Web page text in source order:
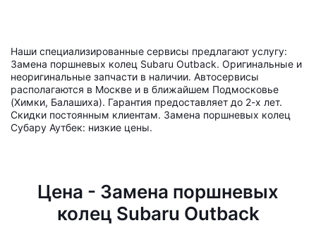
Наши специализированные сервисы предлагают услугу:
Замена поршневых колец Subaru Outback. Оригинальные и
неоригинальные запчасти в наличии. Автосервисы
располагаются в Москве и в ближайшем Подмосковье
(Химки, Балашиха). Гарантия предоставляет до 2-х лет.
Скидки постоянным клиентам. Замена поршневых колец
Субару Аутбек: низкие цены.
Цена - Замена поршневых
колец Subaru Outback